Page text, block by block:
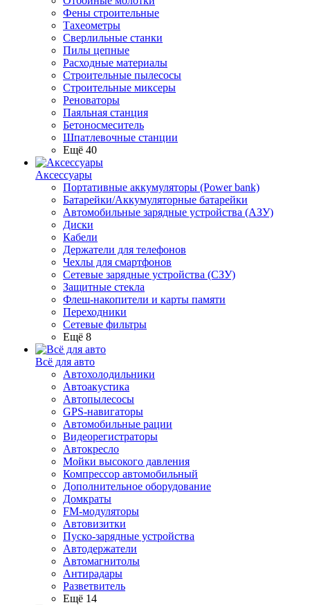
Фены строительные
Тахеометры
Сверлильные станки
Пилы цепные
Расходные материалы
Строительные пылесосы
Строительные миксеры
Реноваторы
Паяльная станция
Бетоносмеситель
Шпатлевочные станции
Ещё 40
Аксессуары
Портативные аккумуляторы (Power bank)
Батарейки/Аккумуляторные батарейки
Автомобильные зарядные устройства (АЗУ)
Диски
Кабели
Держатели для телефонов
Чехлы для смартфонов
Сетевые зарядные устройства (СЗУ)
Защитные стекла
Флеш-накопители и карты памяти
Переходники
Сетевые фильтры
Ещё 8
Всё для авто
Автохолодильники
Автоакустика
Автопылесосы
GPS-навигаторы
Автомобильные рации
Видеорегистраторы
Автокресло
Мойки высокого давления
Компрессор автомобильный
Дополнительное оборудование
Домкраты
FM-модуляторы
Автовизитки
Пуско-зарядные устройства
Автодержатели
Автомагнитолы
Антирадары
Разветвитель
Ещё 14